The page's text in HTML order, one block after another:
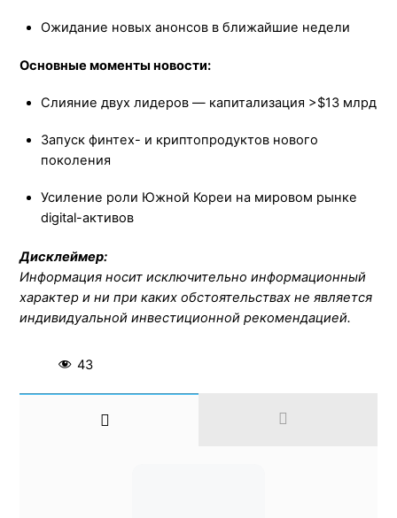
Ожидание новых анонсов в ближайшие недели
Основные моменты новости:
Слияние двух лидеров — капитализация >$13 млрд
Запуск финтех- и криптопродуктов нового
поколения
Усиление роли Южной Кореи на мировом рынке
digital-активов
Дисклеймер:
Информация носит исключительно информационный
характер и ни при каких обстоятельствах не является
индивидуальной инвестиционной рекомендацией.
43